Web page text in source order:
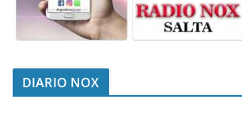
DIARIO NOX